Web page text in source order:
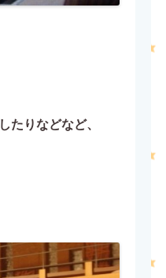
たりなどなど、